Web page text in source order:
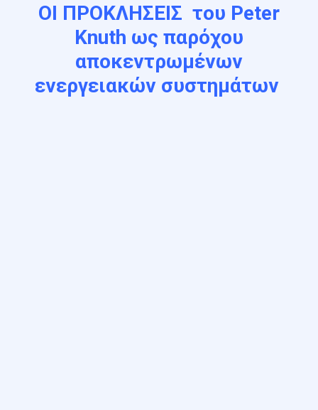
ΟΙ ΠΡΟΚΛΗΣΕΙΣ του Peter
Knuth ως παρόχου
αποκεντρωμένων
ενεργειακών συστημάτων